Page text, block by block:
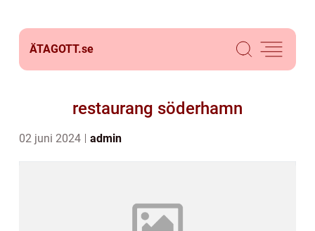
ÄTAGOTT.se
restaurang söderhamn
02 juni 2024 admin